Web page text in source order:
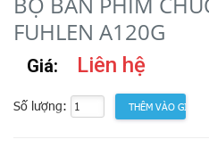
FUHLEN A120G
Giá: Liên hệ
Số lượng: